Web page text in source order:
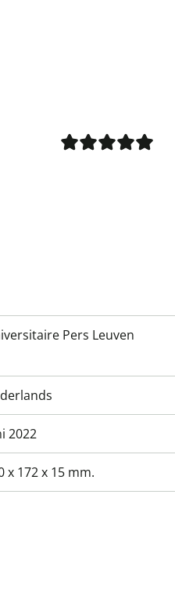
Pers Leuven
2022
x 172 x 15 mm.